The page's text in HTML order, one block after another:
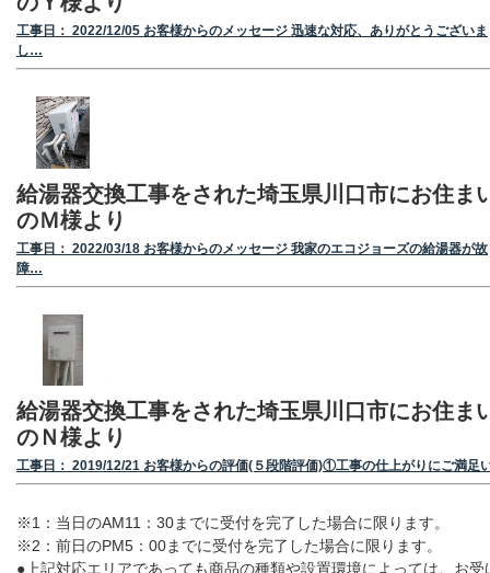
工事日： 2022/12/05 お客様からのメッセージ 迅速な対応、ありがとうございま
し…
給湯器交換工事をされた埼玉県川口市にお住ま
のＭ様より
工事日： 2022/03/18 お客様からのメッセージ 我家のエコジョーズの給湯器が故
障…
給湯器交換工事をされた埼玉県川口市にお住ま
のＮ様より
工事日： 2019/12/21 お客様からの評価(５段階評価)①工事の仕上がりにご満足
※1：当日のAM11：30までに受付を完了した場合に限ります。
※2：前日のPM5：00までに受付を完了した場合に限ります。
●上記対応エリアであっても商品の種類や設置環境によっては、お受